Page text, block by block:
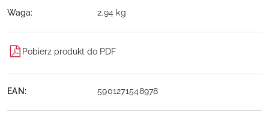
Waga: 2.94 kg
Pobierz produkt do PDF
EAN: 5901271548978